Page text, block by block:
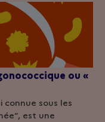
ou «
connue sous les
est une